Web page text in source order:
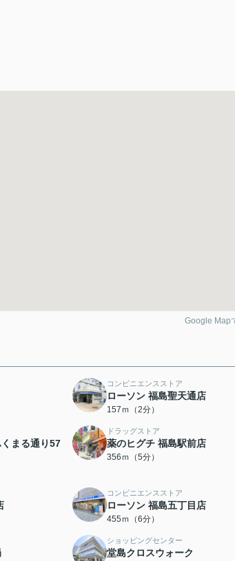
Google Map
コンビニエンスストア
ローソン 福島聖天通店
157ｍ（2分）
まる通り57
ドラッグストア
薬のヒグチ 福島駅前店
356ｍ（5分）
コンビニエンスストア
ローソン 福島五丁目店
455ｍ（6分）
ショッピングセンター
堂島クロスウォーク